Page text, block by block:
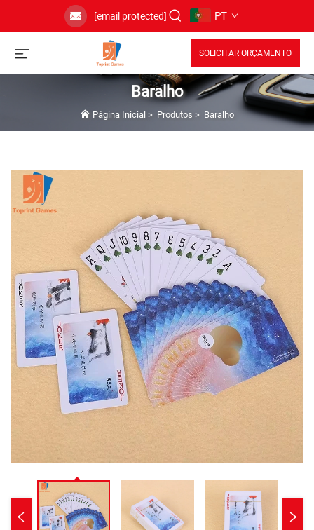
[email protected] PT
SOLICITAR ORÇAMENTO
Baralho
Página Inicial > Produtos > Baralho